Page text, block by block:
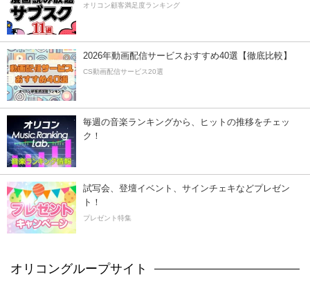
オリコン顧客満足度ランキング
2026年動画配信サービスおすすめ40選【徹底比較】
CS動画配信サービス20選
毎週の音楽ランキングから、ヒットの推移をチェッ
ク！
試写会、登壇イベント、サインチェキなどプレゼン
ト！
プレゼント特集
オリコングループサイト